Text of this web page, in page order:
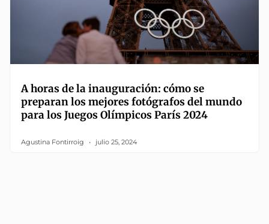
A horas de la inauguración: cómo se
preparan los mejores fotógrafos del mundo
para los Juegos Olímpicos París 2024
Agustina Fontirroig julio 25, 2024